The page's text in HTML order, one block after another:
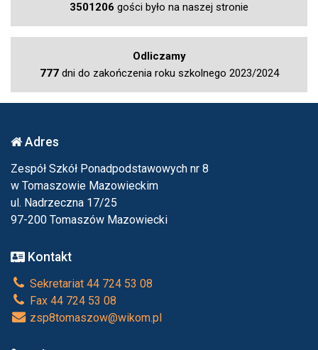
3501206 gości było na naszej stronie
Odliczamy
777dni do zakończenia roku szkolnego 2023/2024
Adres
Zespół Szkół Ponadpodstawowych nr 8
w Tomaszowie Mazowieckim
ul. Nadrzeczna 17/25
97-200 Tomaszów Mazowiecki
Kontakt
Sekretariat 44 724 53 08
Fax 44 724 53 08
zsp8tomaszow@wikom.pl